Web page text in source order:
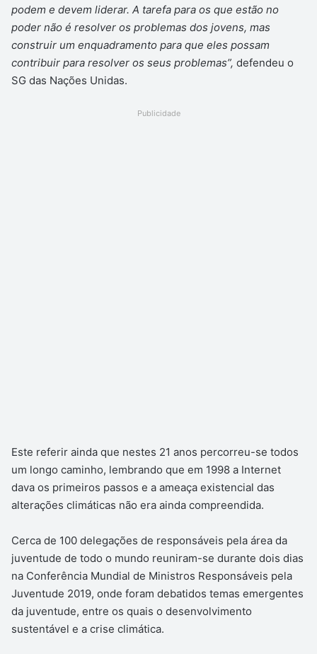
podem e devem liderar. A tarefa para os que estão no
poder não é resolver os problemas dos jovens, mas
construir um enquadramento para que eles possam
contribuir para resolver os seus problemas”, defendeu o
SG das Nações Unidas.
Publicidade
Este referir ainda que nestes 21 anos percorreu-se todos
um longo caminho, lembrando que em 1998 a Internet
dava os primeiros passos e a ameaça existencial das
alterações climáticas não era ainda compreendida.
Cerca de 100 delegações de responsáveis pela área da
juventude de todo o mundo reuniram-se durante dois dias
na Conferência Mundial de Ministros Responsáveis pela
Juventude 2019, onde foram debatidos temas emergentes
da juventude, entre os quais o desenvolvimento
sustentável e a crise climática.